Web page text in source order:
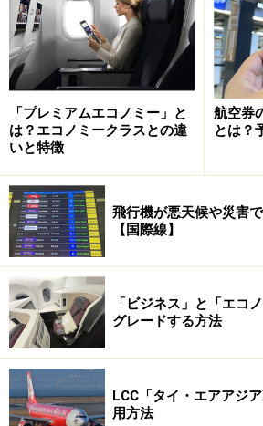
「プレミアムエコノミー」と
は？エコノミークラスとの違
いと特徴
航空券
とは？
飛行機が悪天候や災害
【国際線】
「ビジネス」と「エコ
グレードする方法
LCC「タイ・エアアジ
用方法